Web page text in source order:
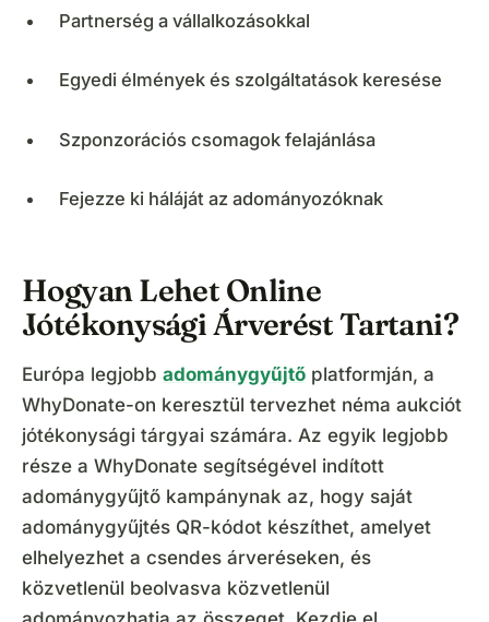
Partnerség a vállalkozásokkal
Egyedi élmények és szolgáltatások keresése
Szponzorációs csomagok felajánlása
Fejezze ki háláját az adományozóknak
Hogyan Lehet Online
Jótékonysági Árverést Tartani?
Európa legjobb adománygyűjtő platformján, a
WhyDonate-on keresztül tervezhet néma aukciót
jótékonysági tárgyai számára. Az egyik legjobb
része a WhyDonate segítségével indított
adománygyűjtő kampánynak az, hogy saját
adománygyűjtés QR-kódot készíthet, amelyet
elhelyezhet a csendes árveréseken, és
közvetlenül beolvasva közvetlenül